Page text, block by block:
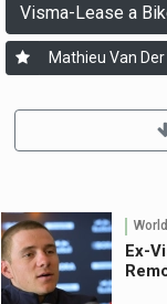
Visma-Lease a
Mathieu Van Der
Ex-